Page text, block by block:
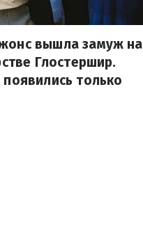
вышла замуж на
Глостершир.
только